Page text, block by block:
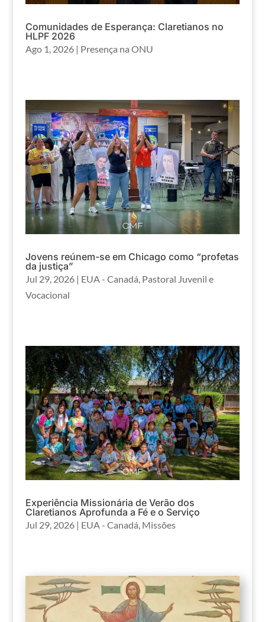
Comunidades de Esperança: Claretianos no
HLPF 2026
Ago 1, 2026| Presença na ONU
Jovens reúnem-se em Chicago como “profetas
da justiça”
Jul 29, 2026| EUA - Canadá, Pastoral Juvenil e
Vocacional
Experiência Missionária de Verão dos
Claretianos Aprofunda a Fé e o Serviço
Jul 29, 2026| EUA - Canadá, Missões